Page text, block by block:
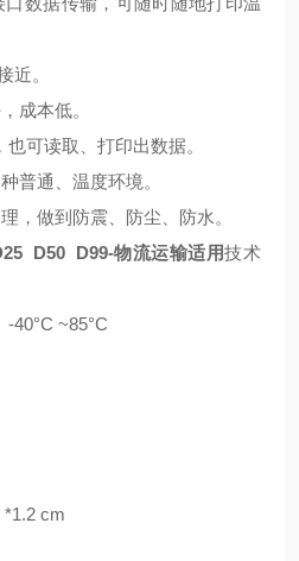
近。
成本低。
可读取、打印出数据。
普通、温度环境。
，做到防震、防尘、防水。
D50 D99-物流运输适用技术
-40°C ~85°C
cm